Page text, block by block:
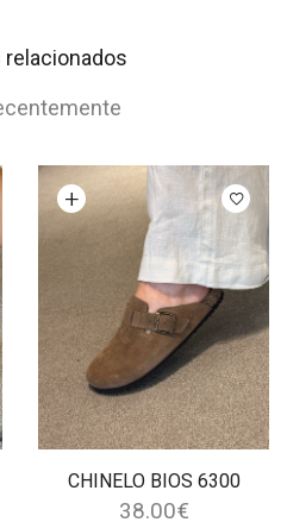
relacionados
CHINELO BIOS 6300
Ver opções
38.00€